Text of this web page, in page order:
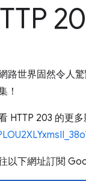
路世界固然令人
！
HTTP 203 的更
以下網址訂閱